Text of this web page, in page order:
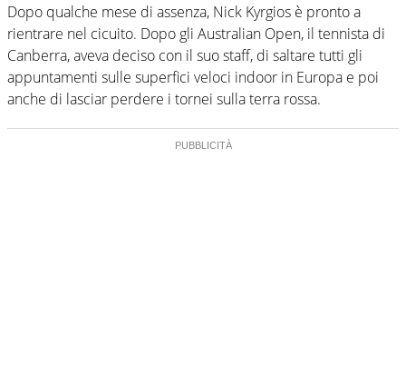
Dopo qualche mese di assenza, Nick Kyrgios è pronto a
rientrare nel cicuito. Dopo gli Australian Open, il tennista di
Canberra, aveva deciso con il suo staff, di saltare tutti gli
appuntamenti sulle superfici veloci indoor in Europa e poi
anche di lasciar perdere i tornei sulla terra rossa.